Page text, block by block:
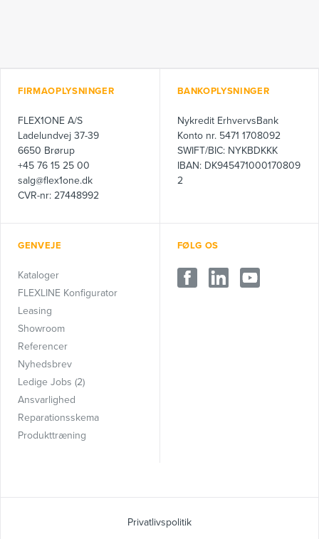
FIRMAOPLYSNINGER
FLEX1ONE A/S
Ladelundvej 37-39
6650 Brørup
+45 76 15 25 00
salg@flex1one.dk
CVR-nr: 27448992
BANKOPLYSNINGER
Nykredit ErhvervsBank
Konto nr. 5471 1708092
SWIFT/BIC: NYKBDKKK
IBAN: DK945471000170809
2
GENVEJE
Kataloger
FLEXLINE Konfigurator
Leasing
Showroom
Referencer
Nyhedsbrev
Ledige Jobs (2)
Ansvarlighed
Reparationsskema
Produkttræning
FØLG OS
Privatlivspolitik